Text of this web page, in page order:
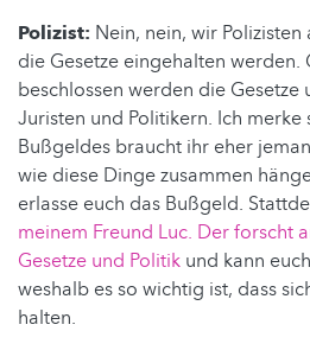
Polizist: Nein, nein, wir
die Gesetze eingehalten werden.
beschlossen werden die Gesetze
Juristen und Politikern. Ich merke
Bußgeldes braucht ihr eher
wie diese Dinge zusammen
erlasse euch das Bußgeld.
meinem Freund Luc. Der forscht
Gesetze und Politik und kann
weshalb es so wichtig ist, dass
halten.